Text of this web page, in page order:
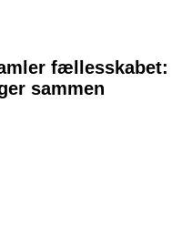
fællesskabet:
sammen